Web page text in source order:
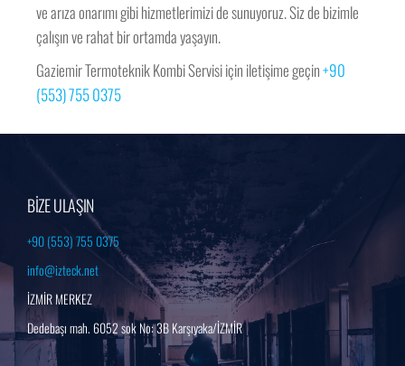
ve arıza onarımı gibi hizmetlerimizi de sunuyoruz. Siz de bizimle
çalışın ve rahat bir ortamda yaşayın.
Gaziemir Termoteknik Kombi Servisi için iletişime geçin+90
(553) 755 0375
BİZE ULAŞIN
+90 (553) 755 0375
info@izteck.net
İZMİR MERKEZ
Dedebaşı mah. 6052 sok No: 3B Karşıyaka/İZMİR